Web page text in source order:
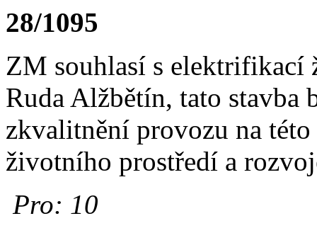
28/1095
ZM souhlasí s elektrifikací
Ruda Alžbětín, tato stavba
zkvalitnění provozu na
životního prostředí a
Pro: 10